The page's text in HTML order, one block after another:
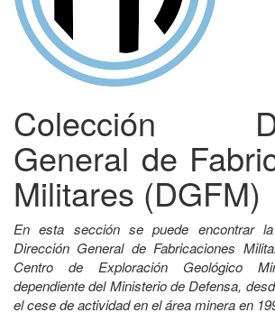
Colección
General de
Militares (DGFM)
En esta sección se puede encontrar
Dirección General de Fabricaciones
Centro de Exploración Geológico
dependiente del Ministerio de Defensa,
el cese de actividad en el área minera en